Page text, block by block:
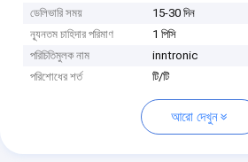
ডেলিভারি সময়
15-30 দিন
ন্যূনতম চাহিদার পরিমাণ
1 পিসি
পরিচিতিমুলক নাম
inntronic
পরিশোধের শর্ত
টি/টি
আরো দেখুন